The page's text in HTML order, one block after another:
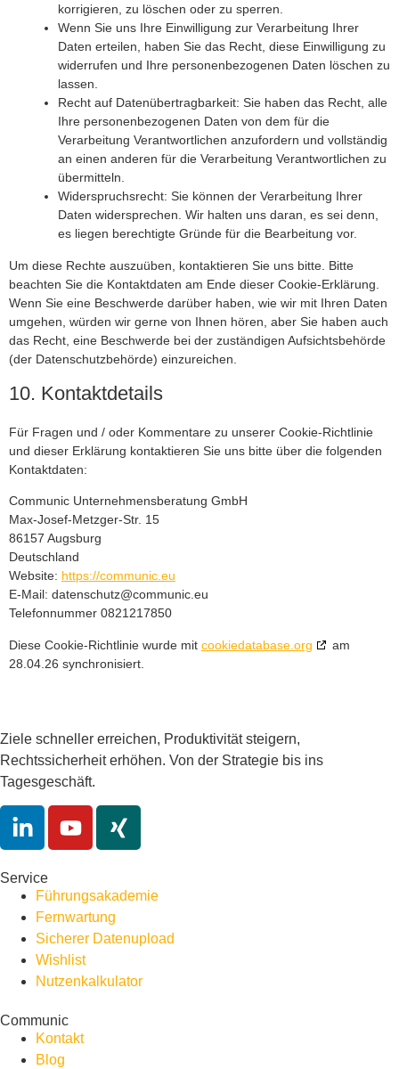
korrigieren, zu löschen oder zu sperren.
Wenn Sie uns Ihre Einwilligung zur Verarbeitung Ihrer
Daten erteilen, haben Sie das Recht, diese Einwilligung zu
widerrufen und Ihre personenbezogenen Daten löschen zu
lassen.
Recht auf Datenübertragbarkeit: Sie haben das Recht, alle
Ihre personenbezogenen Daten von dem für die
Verarbeitung Verantwortlichen anzufordern und vollständig
an einen anderen für die Verarbeitung Verantwortlichen zu
übermitteln.
Widerspruchsrecht: Sie können der Verarbeitung Ihrer
Daten widersprechen. Wir halten uns daran, es sei denn,
es liegen berechtigte Gründe für die Bearbeitung vor.
Um diese Rechte auszuüben, kontaktieren Sie uns bitte. Bitte
beachten Sie die Kontaktdaten am Ende dieser Cookie-Erklärung.
Wenn Sie eine Beschwerde darüber haben, wie wir mit Ihren Daten
umgehen, würden wir gerne von Ihnen hören, aber Sie haben auch
das Recht, eine Beschwerde bei der zuständigen Aufsichtsbehörde
(der Datenschutzbehörde) einzureichen.
10. Kontaktdetails
Für Fragen und / oder Kommentare zu unserer Cookie-Richtlinie
und dieser Erklärung kontaktieren Sie uns bitte über die folgenden
Kontaktdaten:
Communic Unternehmensberatung GmbH
Max-Josef-Metzger-Str. 15
86157 Augsburg
Deutschland
Website: https://communic.eu
E-Mail: datenschutz@communic.eu
Telefonnummer 0821217850
Diese Cookie-Richtlinie wurde mit cookiedatabase.org
am
28.04.26 synchronisiert.
Ziele schneller erreichen, Produktivität steigern,
Rechtssicherheit erhöhen. Von der Strategie bis ins
Tagesgeschäft.
Service
Führungsakademie
Fernwartung
Sicherer Datenupload
Wishlist
Nutzenkalkulator
Communic
Kontakt
Blog